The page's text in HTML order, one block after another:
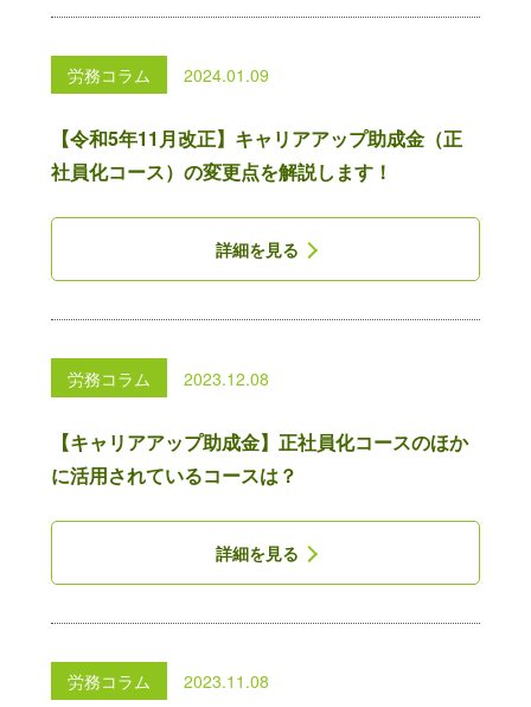
このウィンドウを閉じる
労務コラム 2024.01.09
【令和5年11月改正】キャリアアップ助成金（正
社員化コース）の変更点を解説します！
詳細を見る
労務コラム 2023.12.08
【キャリアアップ助成金】正社員化コースのほか
に活用されているコースは？
詳細を見る
労務コラム 2023.11.08